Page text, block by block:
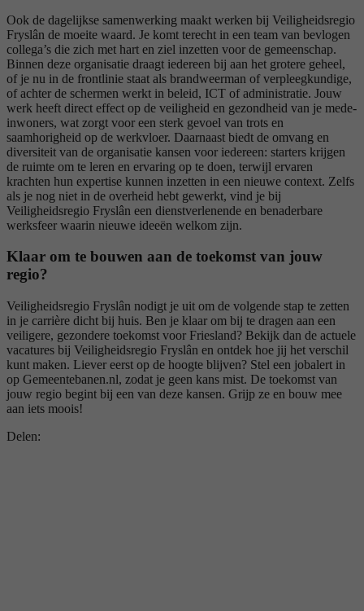
Ook de dagelijkse samenwerking maakt werken bij Veiligheidsregio
Fryslân de moeite waard. Je komt terecht in een team van bevlogen
collega’s die zich met hart en ziel inzetten voor de gemeenschap.
Binnen deze organisatie draagt iedereen bij aan het grotere geheel,
of je nu in de frontlinie staat als brandweerman of verpleegkundige,
of achter de schermen werkt in beleid, ICT of administratie. Jouw
werk heeft direct effect op de veiligheid en gezondheid van je mede-
inwoners, wat zorgt voor een sterk gevoel van trots en
saamhorigheid op de werkvloer. Daarnaast biedt de omvang en
diversiteit van de organisatie kansen voor iedereen: starters krijgen
de ruimte om te leren en ervaring op te doen, terwijl ervaren
krachten hun expertise kunnen inzetten in een nieuwe context. Zelfs
als je nog niet in de overheid hebt gewerkt, vind je bij
Veiligheidsregio Fryslân een dienstverlenende en benaderbare
werksfeer waarin nieuwe ideeën welkom zijn.
Klaar om te bouwen aan de toekomst van jouw
regio?
Veiligheidsregio Fryslân nodigt je uit om de volgende stap te zetten
in je carrière dicht bij huis. Ben je klaar om bij te dragen aan een
veiligere, gezondere toekomst voor Friesland? Bekijk dan de actuele
vacatures bij Veiligheidsregio Fryslân en ontdek hoe jij het verschil
kunt maken. Liever eerst op de hoogte blijven? Stel een jobalert in
op Gemeentebanen.nl, zodat je geen kans mist. De toekomst van
jouw regio begint bij een van deze kansen. Grijp ze en bouw mee
aan iets moois!
Delen: